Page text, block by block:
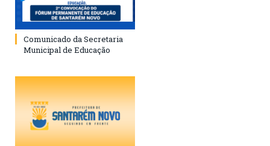
Comunicado da Secretaria
Municipal de Educação